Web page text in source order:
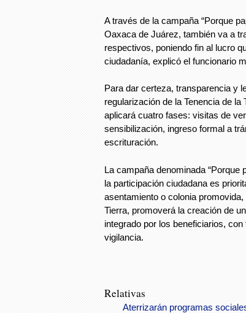
A través de la campaña “Porque
Oaxaca de Juárez, también va a
respectivos, poniendo fin al lucro
ciudadanía, explicó el funcionario
Para dar certeza, transparencia y
regularización de la Tenencia de la
aplicará cuatro fases: visitas de
sensibilización, ingreso formal a
escrituración.
La campaña denominada “Porque
la participación ciudadana es
asentamiento o colonia
Tierra, promoverá la creación de
integrado por los beneficiarios,
vigilancia.
Relativas
Aterrizarán programas